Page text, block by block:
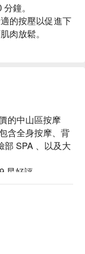
鐘。
的按壓以促進下
肉放鬆。
的中山區按摩
含全身按摩、背
部 SPA 、以及大
星好評
芳療做搭配。亦
家療程 」，還